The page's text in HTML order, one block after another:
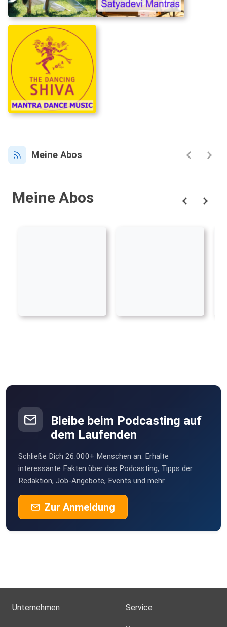
Meine Abos
Meine Abos
Bleibe beim Podcasting auf
dem Laufenden
Schließe Dich 26.000+ Menschen an. Erhalte
interessante Fakten über das Podcasting, Tipps der
Redaktion, Job-Angebote, Events und mehr.
Zur Anmeldung
Unternehmen Service